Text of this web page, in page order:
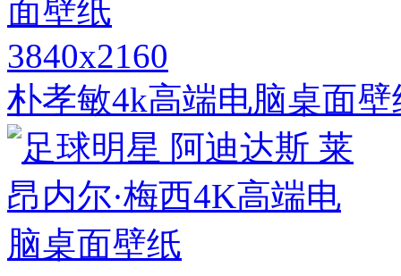
3840x2160
朴孝敏4k高端电脑桌面壁